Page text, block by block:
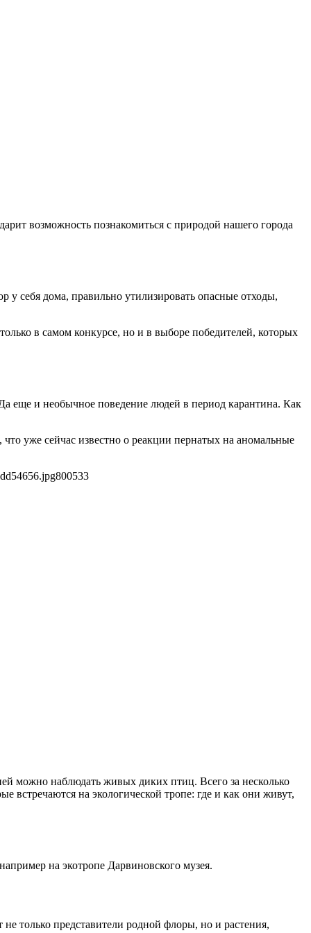
возможность познакомиться с природой нашего города
у себя дома, правильно утилизировать опасные отходы,
в самом конкурсе, но и в выборе победителей, которых
еще и необычное поведение людей в период карантина. Как
уже сейчас известно о реакции пернатых на аномальные
800533
можно наблюдать живых диких птиц. Всего за несколько
встречаются на экологической тропе: где и как они живут,
на экотропе Дарвиновского музея.
только представители родной флоры, но и растения,